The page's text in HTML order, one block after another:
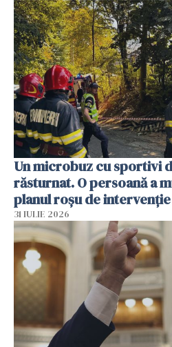
Un microbuz cu sportivi
răsturnat. O persoană a
planul roșu de intervenție
31 IULIE 2026